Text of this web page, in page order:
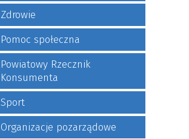
Zdrowie
Pomoc społeczna
Powiatowy Rzecznik
Konsumenta
Sport
Organizacje pozarządowe